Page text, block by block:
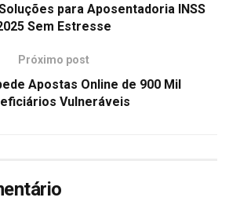
para Aposentadoria INSS
Sem Estresse
Próximo post
Apostas Online de 900 Mil
Vulneráveis